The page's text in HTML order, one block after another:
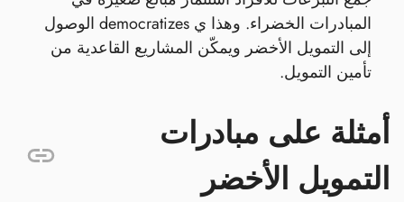
المبادرات الخضراء. وهذا ي democratizes الوصول
إلى التمويل الأخضر ويمكّن المشاريع القاعدية من
تأمين التمويل.
أمثلة على مبادرات
التمويل الأخضر